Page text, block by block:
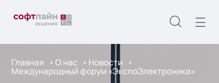
Главная О нас Новости
Международный форум «ЭкспоЭлектроника»